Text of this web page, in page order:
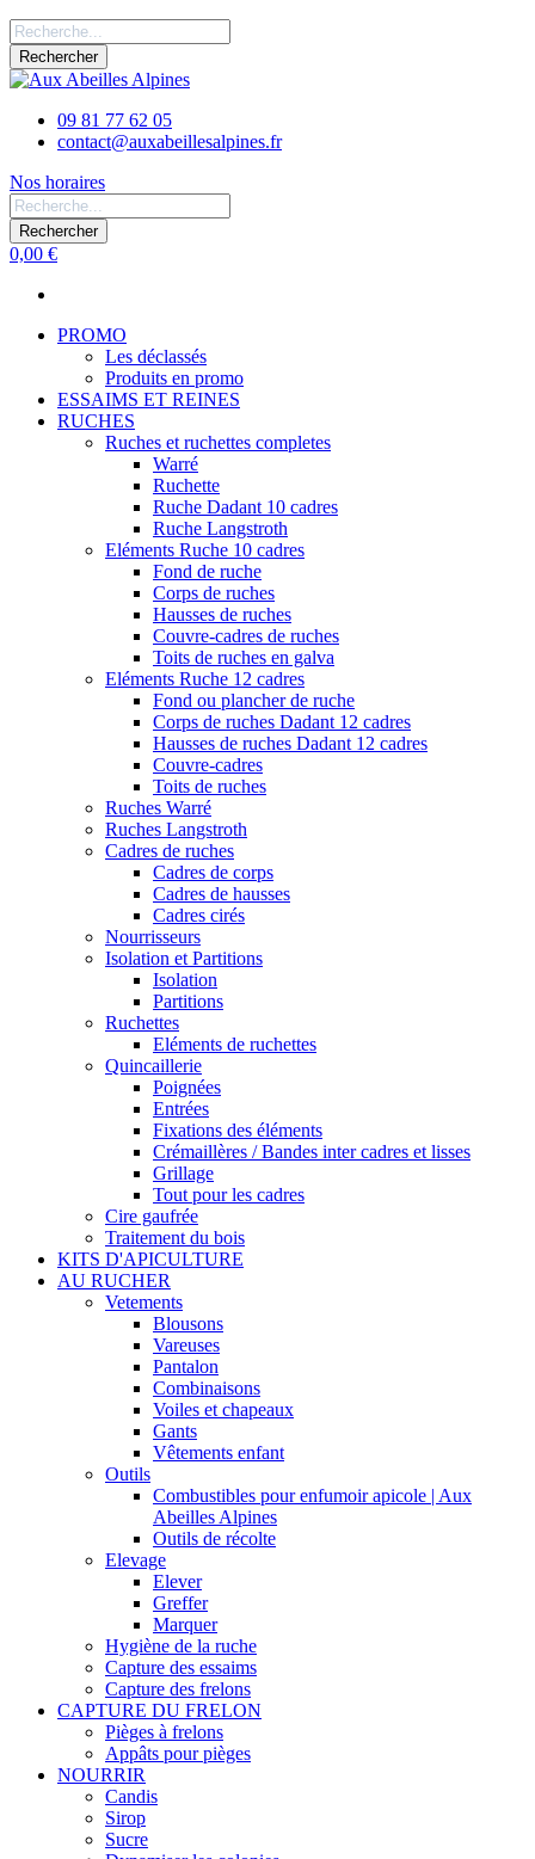
Rechercher
09 81 77 62 05
contact@auxabeillesalpines.fr
Nos horaires
Rechercher
0,00 €
PROMO
Les déclassés
Produits en promo
ESSAIMS ET REINES
RUCHES
Ruches et ruchettes completes
Warré
Ruchette
Ruche Dadant 10 cadres
Ruche Langstroth
Eléments Ruche 10 cadres
Fond de ruche
Corps de ruches
Hausses de ruches
Couvre-cadres de ruches
Toits de ruches en galva
Eléments Ruche 12 cadres
Fond ou plancher de ruche
Corps de ruches Dadant 12 cadres
Hausses de ruches Dadant 12 cadres
Couvre-cadres
Toits de ruches
Ruches Warré
Ruches Langstroth
Cadres de ruches
Cadres de corps
Cadres de hausses
Cadres cirés
Nourrisseurs
Isolation et Partitions
Isolation
Partitions
Ruchettes
Eléments de ruchettes
Quincaillerie
Poignées
Entrées
Fixations des éléments
Crémaillères / Bandes inter cadres et lisses
Grillage
Tout pour les cadres
Cire gaufrée
Traitement du bois
KITS D'APICULTURE
AU RUCHER
Vetements
Blousons
Vareuses
Pantalon
Combinaisons
Voiles et chapeaux
Gants
Vêtements enfant
Outils
Combustibles pour enfumoir apicole | Aux
Abeilles Alpines
Outils de récolte
Elevage
Elever
Greffer
Marquer
Hygiène de la ruche
Capture des essaims
Capture des frelons
CAPTURE DU FRELON
Pièges à frelons
Appâts pour pièges
NOURRIR
Candis
Sirop
Sucre